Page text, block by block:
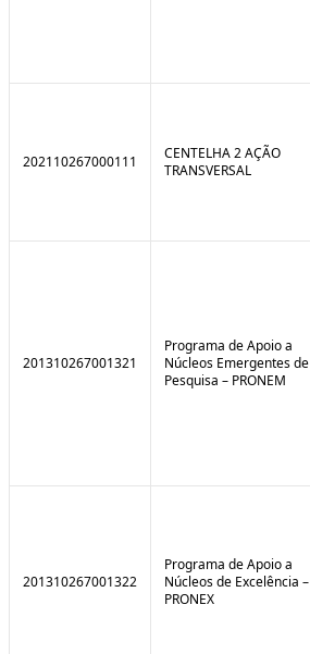
202110267000111
CENTELHA 2 AÇÃO
TRANSVERSAL
201310267001321
Programa de Apoio a
Núcleos Emergentes de
Pesquisa – PRONEM
201310267001322
Programa de Apoio a
Núcleos de Excelência –
PRONEX